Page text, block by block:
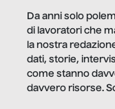
Da anni solo
di lavoratori che
la nostra
dati, storie,
come stanno
davvero risorse.